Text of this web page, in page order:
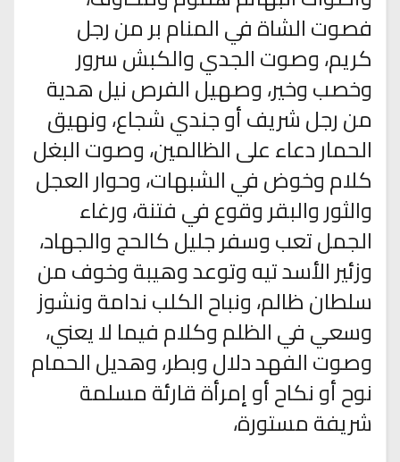
فصوت الشاة في المنام بر من رجل
كريم، وصوت الجدي والكبش سرور
وخصب وخير، وصهيل الفرص نيل هدية
من رجل شريف أو جندي شجاع، ونهيق
الحمار دعاء على الظالمين، وصوت البغل
كلام وخوض في الشبهات، وحوار العجل
والثور والبقر وقوع في فتنة، ورغاء
الجمل تعب وسفر جليل كالحج والجهاد،
وزئير الأسد تيه وتوعد وهيبة وخوف من
سلطان ظالم، ونباح الكلب ندامة ونشوز
وسعي في الظلم وكلام فيما لا يعني،
وصوت الفهد دلال وبطر، وهديل الحمام
نوح أو نكاح أو إمرأة قارئة مسلمة
شريفة مستورة،